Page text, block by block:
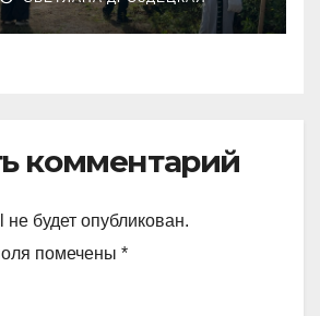
комментарий
будет опубликован.
помечены *